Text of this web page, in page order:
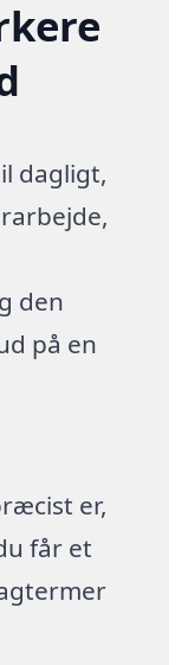
dagligt,
den
på en
er,
får et